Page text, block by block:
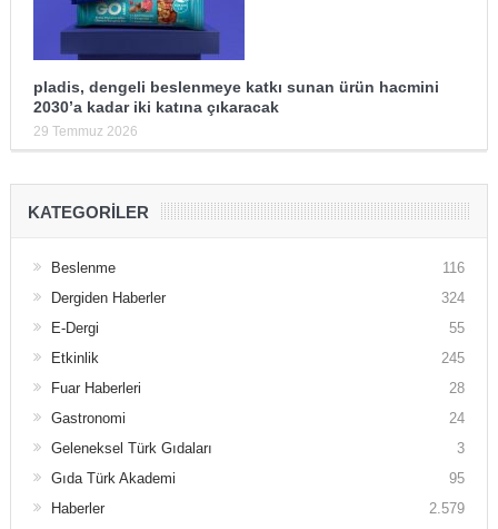
pladis, dengeli beslenmeye katkı sunan ürün hacmini
2030’a kadar iki katına çıkaracak
29 Temmuz 2026
KATEGORILER
Beslenme
116
Dergiden Haberler
324
E-Dergi
55
Etkinlik
245
Fuar Haberleri
28
Gastronomi
24
Geleneksel Türk Gıdaları
3
Gıda Türk Akademi
95
Haberler
2.579